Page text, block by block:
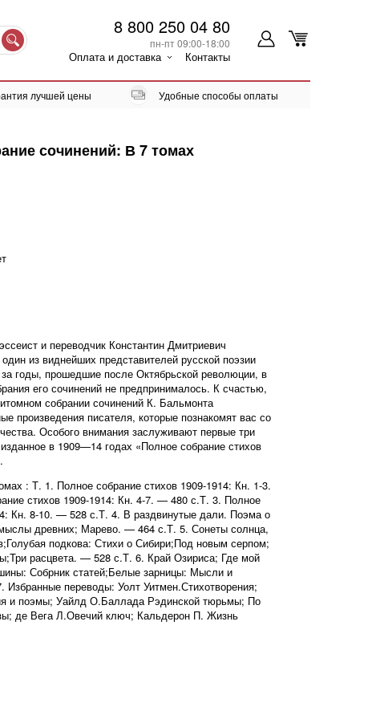
8 800 250 04 80
пн-пт 09:00-18:00
Оплата и доставка Контакты
лучшей цены Удобные способы оплаты
сочинений: В 7 томах
и переводчик Константин Дмитриевич
из виднейших представителей русской поэзии
годы, прошедшие после Октябрьской революции, в
его сочинений не предпринималось. К счастью,
собрании сочинений К. Бальмонта
произведения писателя, которые познакомят вас со
Особого внимания заслуживают первые три
в 1909—14 годах «Полное собрание стихов
: Т. 1. Полное собрание стихов 1909-1914: Кн. 1-3.
стихов 1909-1914: Кн. 4-7. — 480 с.Т. 3. Полное
Кн. 8-10. — 528 с.Т. 4. В раздвинутые дали. Поэма о
древних; Марево. — 464 с.Т. 5. Сонеты солнца,
подкова: Стихи о Сибири;Под новым серпом;
расцвета. — 528 с.Т. 6. Край Озириса; Где мой
Собрник статей;Белые зарницы: Мысли и
переводы: Уолт Уитмен.Стихотворения;
и поэмы; Уайлд О.Баллада Рэдинской тюрьмы; По
де Вега Л.Овечий ключ; Кальдерон П. Жизнь